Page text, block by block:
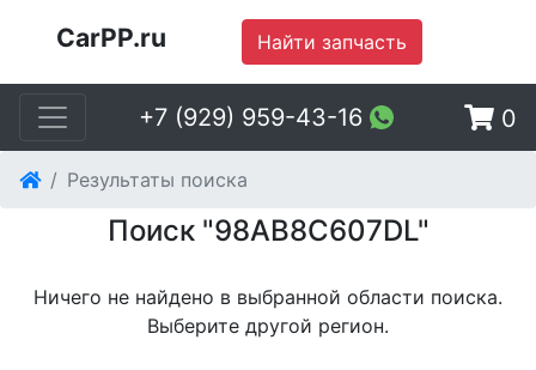
CarPP.ru Найти запчасть
+7 (929) 959-43-16 0
Результаты поиска
Поиск "98AB8C607DL"
Ничего не найдено в выбранной области поиска.
Выберите другой регион.